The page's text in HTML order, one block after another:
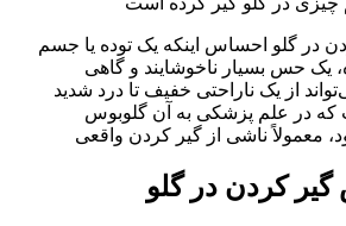
در گلو احساس اینکه یک توده یا جسم
یک حس بسیار ناخوشایند و گاهی
از یک ناراحتی خفیف تا درد شدید
که در علم پزشکی به آن گلوبوس
معمولاً ناشی از گیر کردن واقعی
کردن در گلو